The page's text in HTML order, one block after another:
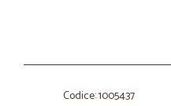
Codice: 1005437